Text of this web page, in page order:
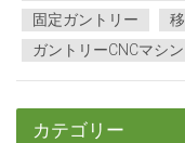
面をさま...
固定ガントリー
ガントリーCNCマシン
カテゴリー